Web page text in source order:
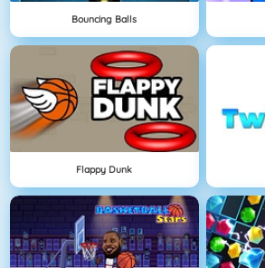
Bouncing Balls
Flappy Dunk